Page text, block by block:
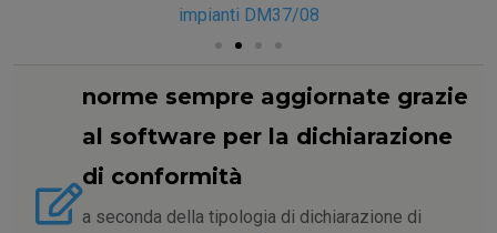
impianti DM37/08
norme sempre aggiornate grazie
al software per la dichiarazione
di conformità
a seconda della tipologia di dichiarazione di